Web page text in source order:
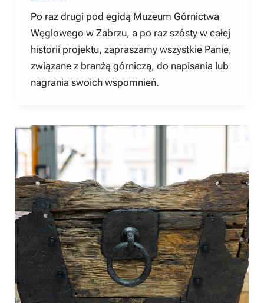
Po raz drugi pod egidą Muzeum Górnictwa
Węglowego w Zabrzu, a po raz szósty w całej
historii projektu, zapraszamy wszystkie Panie,
związane z branżą górniczą, do napisania lub
nagrania swoich wspomnień.